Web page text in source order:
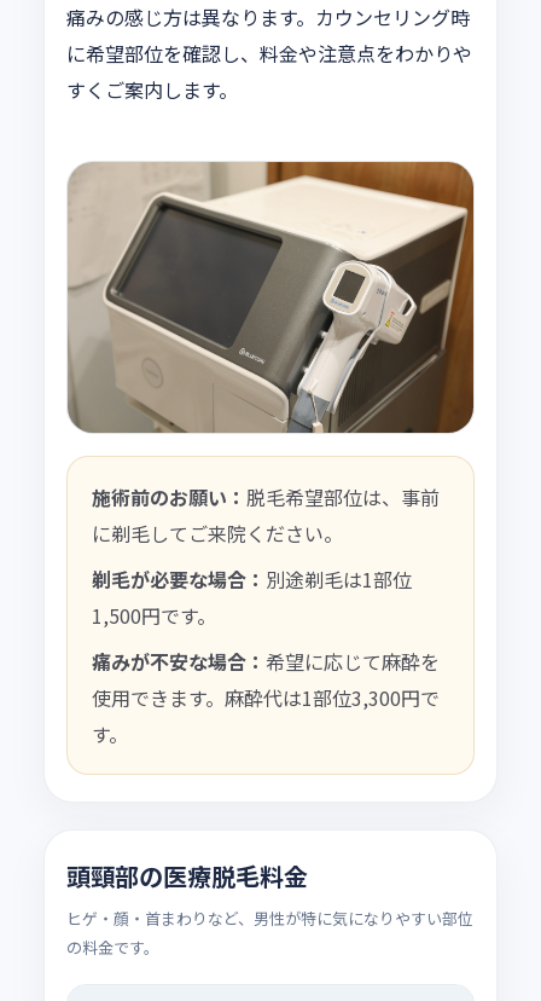
痛みの感じ方は異なります。カウンセリング時
に希望部位を確認し、料金や注意点をわかりや
すくご案内します。
施術前のお願い： 脱毛希望部位は、事前
に剃毛してご来院ください。
剃毛が必要な場合： 別途剃毛は1部位
1,500円です。
痛みが不安な場合： 希望に応じて麻酔を
使用できます。麻酔代は1部位3,300円で
す。
頭頸部の医療脱毛料金
ヒゲ・顔・首まわりなど、男性が特に気になりやすい部位
の料金です。